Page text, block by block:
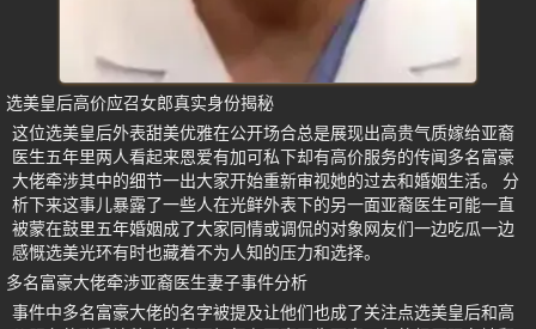
选美皇后高价应召女郎真实身份揭秘
这位选美皇后外表甜美优雅在公开场合总是展现出高贵气质嫁给亚裔
医生五年里两人看起来恩爱有加可私下却有高价服务的传闻多名富豪
大佬牵涉其中的细节一出大家开始重新审视她的过去和婚姻生活。 分
析下来这事儿暴露了一些人在光鲜外表下的另一面亚裔医生可能一直
被蒙在鼓里五年婚姻成了大家同情或调侃的对象网友们一边吃瓜一边
感慨选美光环有时也藏着不为人知的压力和选择。
多名富豪大佬牵涉亚裔医生妻子事件分析
事件中多名富豪大佬的名字被提及让他们也成了关注点选美皇后和高